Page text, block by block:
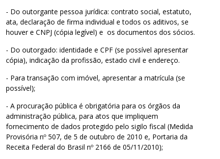
- Do outorgante pessoa jurídica: contrato social, estatuto,
ata, declaração de firma individual e todos os aditivos, se
houver e CNPJ (cópia legível) e os documentos dos sócios.
- Do outorgado: identidade e CPF (se possível apresentar
cópia), indicação da profissão, estado civil e endereço.
- Para transação com imóvel, apresentar a matrícula (se
possível);
- A procuração pública é obrigatória para os órgãos da
administração pública, para atos que impliquem
fornecimento de dados protegido pelo sigilo fiscal (Medida
Provisória nº 507, de 5 de outubro de 2010 e, Portaria da
Receita Federal do Brasil nº 2166 de 05/11/2010);